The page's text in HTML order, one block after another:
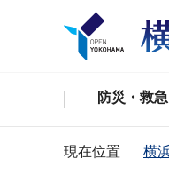
防災・救急
現在位置 横